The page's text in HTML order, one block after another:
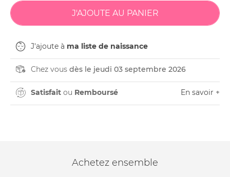
J'ajoute à ma liste de naissance
Chez vous dès le jeudi 03 septembre 2026
Satisfait ou Remboursé En savoir +
Achetez ensemble